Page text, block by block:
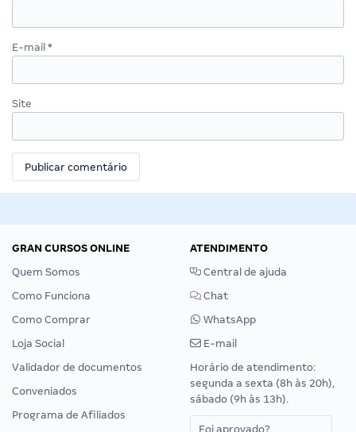
E-mail *
Site
GRAN CURSOS ONLINE
Quem Somos
Como Funciona
Como Comprar
Loja Social
Validador de documentos
Conveniados
Programa de Afiliados
ATENDIMENTO
Central de ajuda
Chat
WhatsApp
E-mail
Horário de atendimento:
segunda a sexta (8h às 20h),
sábado (9h às 13h).
Foi aprovado?